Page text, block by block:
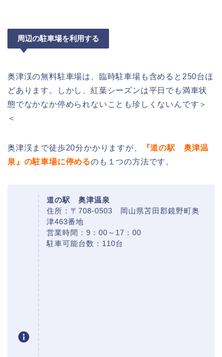
周辺の駐車場を利用する
奥津渓の無料駐車場は、臨時駐車場も含めると250台ほ
どあります。しかし、紅葉シーズンは平日でも満車状
態でなかなか停められないことも珍しくないんです＞
＜
奥津渓まで徒歩20分かかりますが、
『道の駅 奥津温
泉』の駐車場に停めるのも１つの方法です。
道の駅 奥津温泉
住所：〒708-0503 岡山県苫田郡鏡野町奥
津463番地
営業時間：9：00～17：00
駐車可能台数：110台